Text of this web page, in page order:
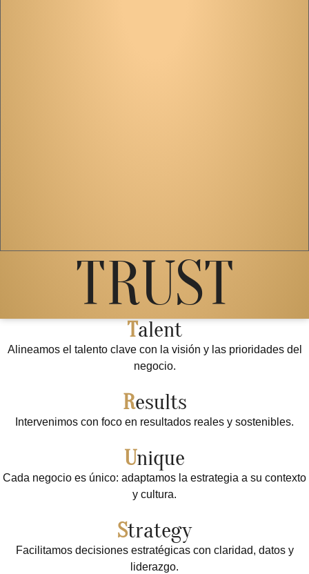
TRUST
Talent
Alineamos el talento clave con la visión y las prioridades del
negocio.
Results
Intervenimos con foco en resultados reales y sostenibles.
Unique
Cada negocio es único: adaptamos la estrategia a su contexto
y cultura.
Strategy
Facilitamos decisiones estratégicas con claridad, datos y
liderazgo.